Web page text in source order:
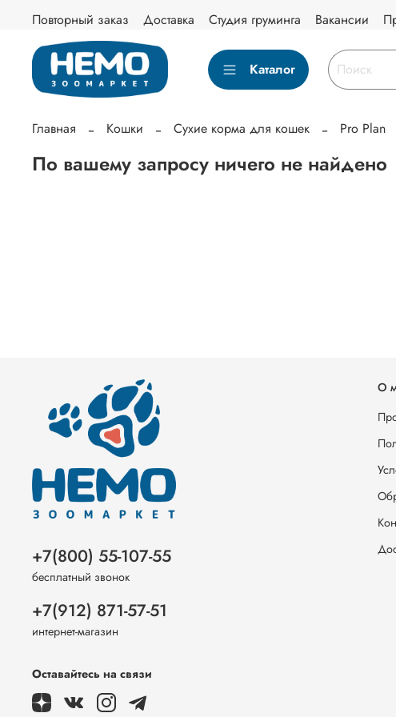
Повторный заказ Доставка Студия груминга Вакансии
Каталог
Главная Кошки Сухие корма для кошек Pro Plan
По вашему запросу ничего не найдено
О
+7(800) 55-107-55
бесплатный звонок
+7(912) 871-57-51
интернет-магазин
Оставайтесь на связи